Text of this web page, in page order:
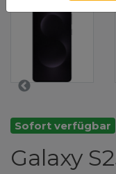
Sofort verfügbar
Galaxy